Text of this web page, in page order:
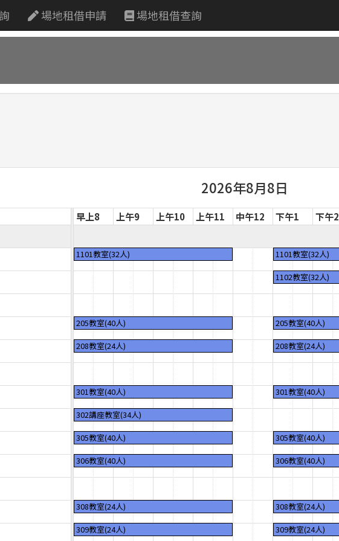
場地租借申請 場地租借查詢
2026年8月8日
早上8 上午9 上午10 上午11 中午12 下午1 下午2
1101教室(32人)
1101教室(32人)
1102教室(32人)
205教室(40人) 205教室(40人)
208教室(24人)
208教室(24人)
301教室(40人)
301教室(40人)
302講座教室(34人)
305教室(40人)
305教室(40人)
306教室(40人)
306教室(40人)
308教室(24人)
308教室(24人)
309教室(24人)
309教室(24人)